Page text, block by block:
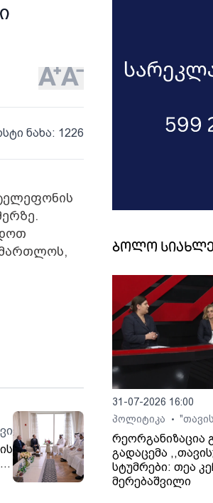
ნახა: 1226
ბოლო
31-07-2026 16:00
პოლიტიკა
•
რეორგანიზაცია
გადაცემა
სტუმრები: თეა
მერებაშვილი